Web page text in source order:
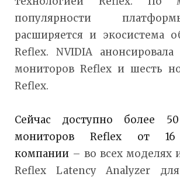
популярности
расширяется и экосистема
Reflex. NVIDIA
мониторов Reflex и шесть
Reflex.
Сейчас доступно более
мониторов Reflex от 16
компании – во всех моделях
Reflex Latency Analyzer